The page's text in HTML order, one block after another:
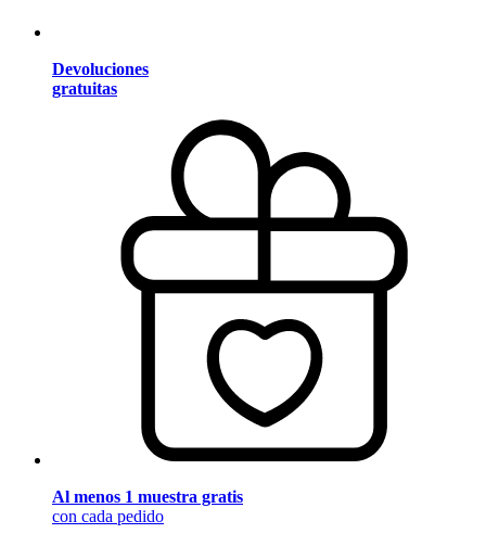
Devoluciones
gratuitas
Al menos 1 muestra gratis
con cada pedido